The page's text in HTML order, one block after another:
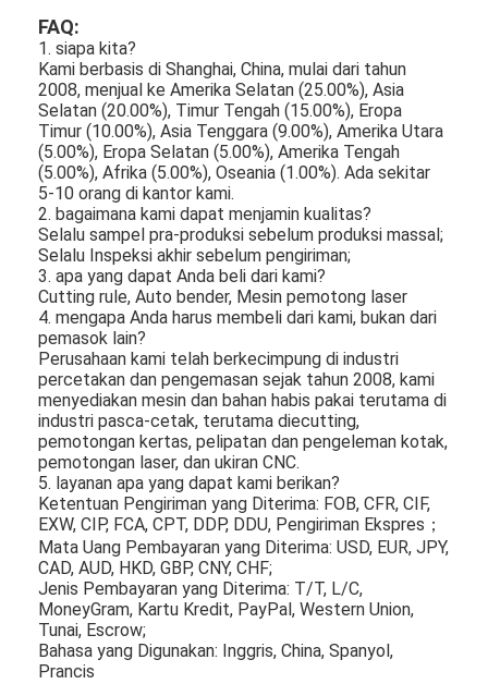
Otomatis Mesin Percetakan
Posting Tekan Peralatan
Pra Tekan Peralatan
Perlengkapan lainnya
Mesin laser menandai
Paper Bag Forming Machine
Mesin pengemasan otomatis
FAQ:
1. siapa kita?
Kami berbasis di Shanghai, China, mulai dari tahun
2008, menjual ke Amerika Selatan (25.00%), Asia
Selatan (20.00%), Timur Tengah (15.00%), Eropa
Timur (10.00%), Asia Tenggara (9.00%), Amerika Utara
(5.00%), Eropa Selatan (5.00%), Amerika Tengah
(5.00%), Afrika (5.00%), Oseania (1.00%). Ada sekitar
5-10 orang di kantor kami.
2. bagaimana kami dapat menjamin kualitas?
Selalu sampel pra-produksi sebelum produksi massal;
Selalu Inspeksi akhir sebelum pengiriman;
3. apa yang dapat Anda beli dari kami?
Cutting rule, Auto bender, Mesin pemotong laser
4. mengapa Anda harus membeli dari kami, bukan dari
pemasok lain?
Perusahaan kami telah berkecimpung di industri
percetakan dan pengemasan sejak tahun 2008, kami
menyediakan mesin dan bahan habis pakai terutama di
industri pasca-cetak, terutama diecutting,
pemotongan kertas, pelipatan dan pengeleman kotak,
pemotongan laser, dan ukiran CNC.
5. layanan apa yang dapat kami berikan?
Ketentuan Pengiriman yang Diterima: FOB, CFR, CIF,
EXW, CIP, FCA, CPT, DDP, DDU, Pengiriman Ekspres；
Mata Uang Pembayaran yang Diterima: USD, EUR, JPY,
CAD, AUD, HKD, GBP, CNY, CHF;
Jenis Pembayaran yang Diterima: T/T, L/C,
MoneyGram, Kartu Kredit, PayPal, Western Union,
Tunai, Escrow;
Bahasa yang Digunakan: Inggris, China, Spanyol,
Prancis